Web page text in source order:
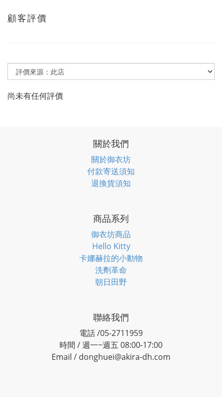
顧客評價
尚未有任何評價
關於我們
關於御衣坊
付款寄送須知
退換貨須知
商品系列
御衣坊商品
Hello Kitty
卡娜赫拉的小動物
洗劑革命
朝日田野
聯絡我們
電話 /05-2711959
時間 / 週一~週五 08:00-17:00
Email / donghuei@akira-dh.com